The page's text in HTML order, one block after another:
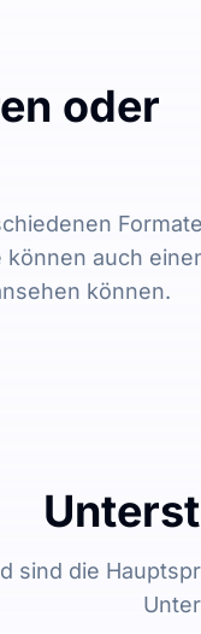
oder
auch
können.
sind die